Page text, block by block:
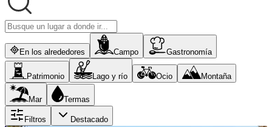
En los alrededores Campo Gastronomía
Patrimonio Lago y río Ocio Montaña
Mar Termas
Filtros Destacado